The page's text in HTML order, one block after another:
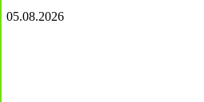
05.08.2026